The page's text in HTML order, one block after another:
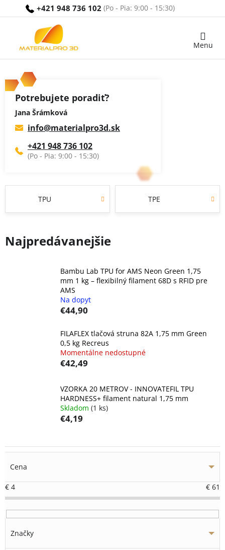
+421 948 736 102
Nákupný
Potrebujete poradiť?
Jana Šrámková
info@materialpro3d.sk
+421 948 736 102
TPU TPE
Najpredávanejšie
Bambu Lab TPU for AMS Neon Green 1,75
mm 1 kg – flexibilný filament 68D s RFID pre
AMS
Na dopyt
€44,90
FILAFLEX tlačová struna 82A 1,75 mm Green
0,5 kg Recreus
Momentálne nedostupné
€42,49
VZORKA 20 METROV - INNOVATEFIL TPU
HARDNESS+ filament natural 1,75 mm
Skladom (1 ks)
€4,19
Cena
€ 4 € 61
Značky